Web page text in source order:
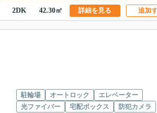
2DK 42.30㎡ 詳細を見る 追加
駐輪場
オートロック
エレベーター
光ファイバー
宅配ボックス 防犯カメラ